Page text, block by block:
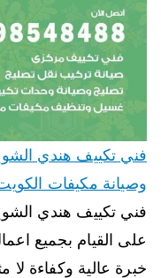
وصيانة مكيفات
فني تكييف هندي
على القيام بجميع
خبرة عالية وكفاءة